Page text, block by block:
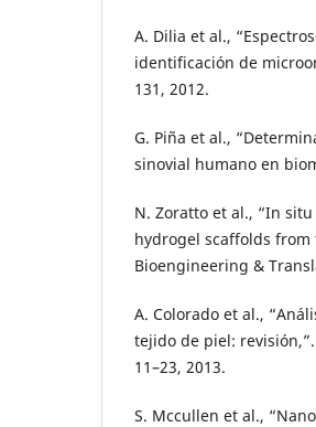
A. Dilia et al.,
identificación de
131, 2012.
G. Piña et al.,
sinovial humano en
N. Zoratto et al., “In
hydrogel scaffolds
Bioengineering &
A. Colorado et al.,
tejido de piel:
11–23, 2013.
S. Mccullen et al.,